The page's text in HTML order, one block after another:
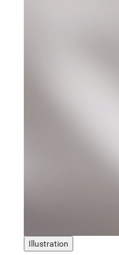
Illustration